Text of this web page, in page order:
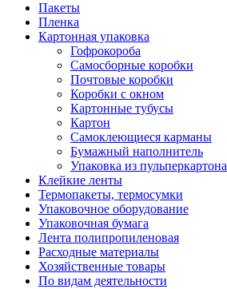
Пакеты
Пленка
Картонная упаковка
Гофрокороба
Самосборные коробки
Почтовые коробки
Коробки с окном
Картонные тубусы
Картон
Самоклеющиеся карманы
Бумажный наполнитель
Упаковка из пульперкартона
Клейкие ленты
Термопакеты, термосумки
Упаковочное оборудование
Упаковочная бумага
Лента полипропиленовая
Расходные материалы
Хозяйственные товары
По видам деятельности